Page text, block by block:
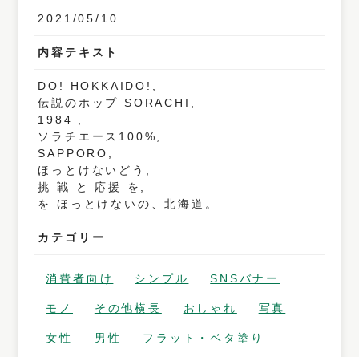
2021/05/10
内容テキスト
DO! HOKKAIDO!,
伝説のホップ SORACHI,
1984 ,
ソラチエース100%,
SAPPORO,
ほっとけないどう,
挑 戦 と 応援 を,
を ほっとけないの、北海道。
カテゴリー
消費者向け シンプル SNSバナー
モノ その他横長 おしゃれ 写真
女性 男性 フラット・ベタ塗り